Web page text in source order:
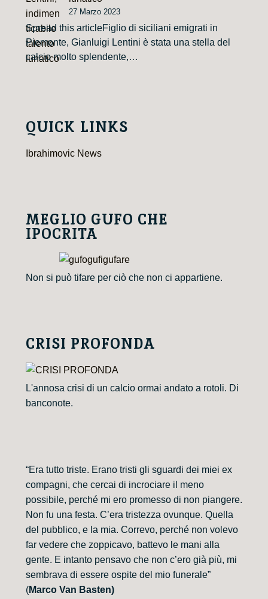
27 Marzo 2023
Spread this articleFiglio di siciliani emigrati in
Piemonte, Gianluigi Lentini è stata una stella del
calcio molto splendente,…
QUICK LINKS
Ibrahimovic News
MEGLIO GUFO CHE
IPOCRITA
Non si può tifare per ciò che non ci appartiene.
CRISI PROFONDA
L'annosa crisi di un calcio ormai andato a rotoli. Di
banconote.
“Era tutto triste. Erano tristi gli sguardi dei miei ex
compagni, che cercai di incrociare il meno
possibile, perché mi ero promesso di non piangere.
Non fu una festa. C’era tristezza ovunque. Quella
del pubblico, e la mia. Correvo, perché non volevo
far vedere che zoppicavo, battevo le mani alla
gente. E intanto pensavo che non c’ero già più, mi
sembrava di essere ospite del mio funerale”
(Marco Van Basten)